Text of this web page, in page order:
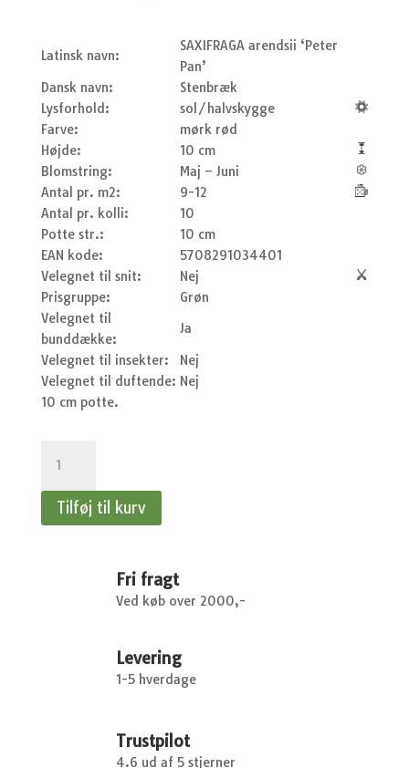
Latinsk navn:
SAXIFRAGA arendsii ‘Peter
Pan’
Dansk navn:
Stenbræk
Lysforhold:
sol/halvskygge
Farve:
mørk rød
Højde:
10 cm
Blomstring:
Maj – Juni
Antal pr. m2:
9-12
Antal pr. kolli:
10
Potte str.:
10 cm
EAN kode:
5708291034401
Velegnet til snit:
Nej
Prisgruppe:
Grøn
Velegnet til
bunddække:
Ja
Velegnet til insekter:
Nej
Velegnet til duftende: Nej
10 cm potte.
arend.
Peter
PanTilføj til kurv
Fri fragt
Ved køb over 2000,-
Levering
1-5 hverdage
Trustpilot
4.6 ud af 5 stjerner